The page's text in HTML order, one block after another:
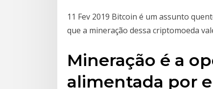
11 Fev 2019 Bitcoin é um assunto
que a mineração dessa criptomoeda
Mineração é a
alimentada por